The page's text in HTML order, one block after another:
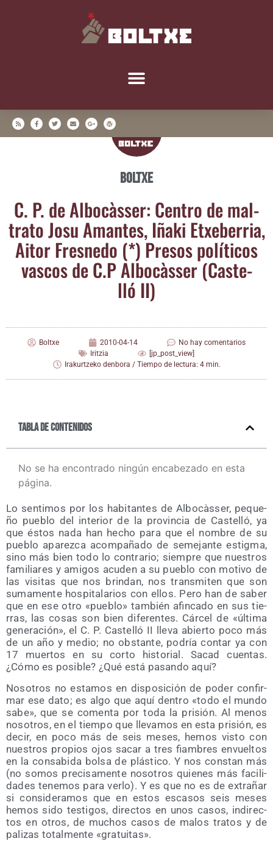
Boltxe
C. P. de Albo­càs­ser: Cen­tro de mal­
tra­to Josu Aman­tes, Iña­ki Etxe­be­rria,
Aitor Fres­ne­do (*) Pre­sos polí­ti­cos
vas­cos de C.P Albo­càs­ser (Cas­te­
lló II)
Boltxe 2010-04-14
No hay comentarios
Iritzia
[jp_post_view]
Irakurtzeko denbora / Tiempo de lectura: 4 min.
Tabla de contenidos
No se ha encontrado ningún encabezado en esta
página.
Lo sen­ti­mos por los habi­tan­tes de Albo­càs­ser, peque­
ño pue­blo del inte­rior de la pro­vin­cia de Cas­te­lló, ya
que éstos nada han hecho para que el nom­bre de su
pue­blo apa­rez­ca acom­pa­ña­do de seme­jan­te estig­ma,
sino más bien todo lo con­tra­rio; siem­pre que nues­tros
fami­lia­res y ami­gos acu­den a su pue­blo con moti­vo de
las visi­tas que nos brin­dan, nos trans­mi­ten que son
suma­men­te hos­pi­ta­la­rios con ellos. Pero han de saber
que en ese otro «pue­blo» tam­bién afin­ca­do en sus tie­
rras, las cosas son bien dife­ren­tes. Cár­cel de «últi­ma
gene­ra­ción», el C. P. Cas­te­lló II lle­va abier­to poco más
de un año y medio; no obs­tan­te, podría con­tar ya con
17 muer­tos en su cor­to his­to­rial. Sacad cuen­tas.
¿Cómo es posi­ble? ¿Qué está pasan­do aquí?
Noso­tros no esta­mos en dis­po­si­ción de poder con­fir­
mar ese dato; es algo que aquí den­tro «todo el mun­do
sabe», que se comen­ta por toda la pri­sión. Al menos
noso­tros, en el tiem­po que lle­va­mos en esta pri­sión, es
decir, en poco más de seis meses, hemos vis­to con
nues­tros pro­pios ojos sacar a tres fiam­bres envuel­tos
en la con­sa­bi­da bol­sa de plás­ti­co. Y nos cons­tan más
(no somos pre­ci­sa­men­te noso­tros quie­nes más faci­li­
da­des tene­mos para ver­lo). Y es que no es de extra­ñar
si con­si­de­ra­mos que en estos esca­sos seis meses
hemos sido tes­ti­gos, direc­tos en unos casos, indi­rec­
tos en otros, de muchos casos de malos tra­tos y de
pali­zas total­men­te «gra­tui­tas».